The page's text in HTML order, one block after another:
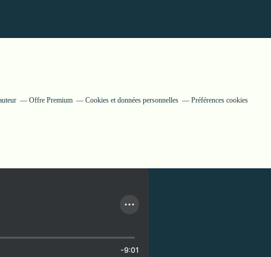
Offre Premium Cookies et données personnelles Préférences cookies
-9:01